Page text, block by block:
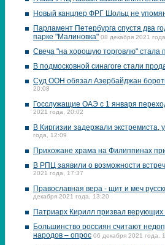
Новый канцлер ФРГ Шольц не
Парламент Петербурга спустя два
парке "Малиновка" 08 декабря 2021
Свеча "на хорошую торговлю" стала
В подмосковной синагоге стали
Суд ООН обязал Азербайджан
20:08
Госслужащие ОАЭ с 1 января
2021 года, 20:02
В Киргизии задержали экстремиста,
года, 12:09
Прихожане храма на Филиппинах
В РПЦ заявили о возможности
2021 года, 17:37
Православная вера - щит и меч
декабря 2021 года, 13:20
Патриарх Кирилл призвал верующих
Большинство россиян считают
народов – опрос 06 декабря 2021 года,